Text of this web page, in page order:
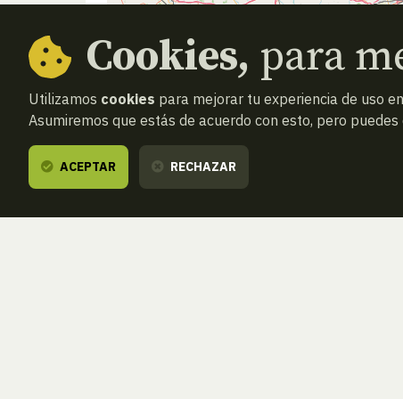
Cookies, para
Utilizamos cookies para mejorar tu experiencia de uso
Asumiremos que estás de acuerdo con esto, pero
ACEPTAR RECHAZAR